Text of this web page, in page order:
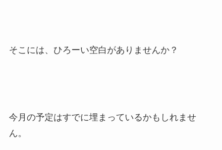
そこには、ひろーい空白がありませんか？
今月の予定はすでに埋まっているかもしれませ
ん。